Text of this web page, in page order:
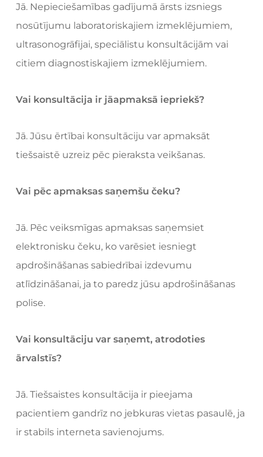
Jā. Nepieciešamības gadījumā ārsts izsniegs
nosūtījumu laboratoriskajiem izmeklējumiem,
ultrasonogrāfijai, speciālistu konsultācijām vai
citiem diagnostiskajiem izmeklējumiem.
Vai konsultācija ir jāapmaksā iepriekš?
Jā. Jūsu ērtībai konsultāciju var apmaksāt
tiešsaistē uzreiz pēc pieraksta veikšanas.
Vai pēc apmaksas saņemšu čeku?
Jā. Pēc veiksmīgas apmaksas saņemsiet
elektronisku čeku, ko varēsiet iesniegt
apdrošināšanas sabiedrībai izdevumu
atlīdzināšanai, ja to paredz jūsu apdrošināšanas
polise.
Vai konsultāciju var saņemt, atrodoties
ārvalstīs?
Jā. Tiešsaistes konsultācija ir pieejama
pacientiem gandrīz no jebkuras vietas pasaulē, ja
ir stabils interneta savienojums.